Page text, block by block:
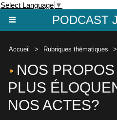
Select Language ▼
PODCAST
Accueil > Rubriques thématiques >
NOS
PLUS
NOS ACTES?